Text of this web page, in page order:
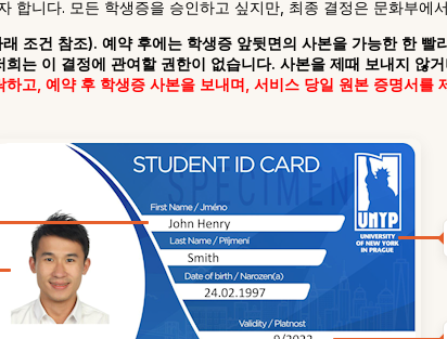
합니다. 모든 학생증을 승인하고 싶지만, 최종 결정은 문화부에
조건 참조). 예약 후에는 학생증 앞뒷면의 사본을 가능한 한
는 이 결정에 관여할 권한이 없습니다. 사본을 제때 보내지 않
고, 예약 후 학생증 사본을 보내며, 서비스 당일 원본 증명서를